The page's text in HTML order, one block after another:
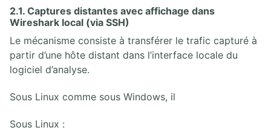
2.1. Captures distantes avec affichage dans
Wireshark local (via SSH)
Le mécanisme consiste à transférer le trafic capturé à
partir d’une hôte distant dans l’interface locale du
logiciel d’analyse.
Sous Linux comme sous Windows, il
Sous Linux :